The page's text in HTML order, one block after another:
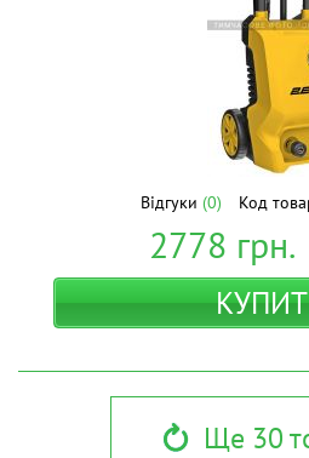
Відгуки (0) Код
2778 грн.
Ще 30